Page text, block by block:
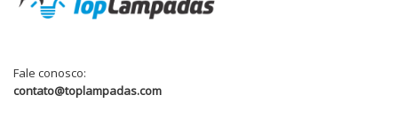
Fale conosco:
contato@toplampadas.com